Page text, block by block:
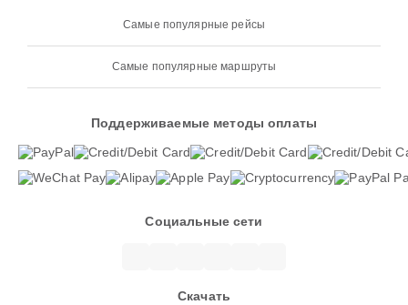
Самые популярные рейсы
Самые популярные маршруты
Поддерживаемые методы оплаты
Социальные сети
Скачать